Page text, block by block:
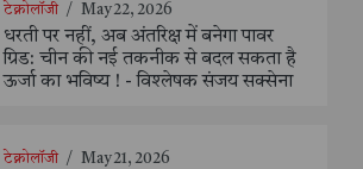
टेक्नोलॉजी / May 22, 2026
धरती पर नहीं, अब अंतरिक्ष में बनेगा पावर
ग्रिड: चीन की नई तकनीक से बदल सकता है
ऊर्जा का भविष्य ! - विश्लेषक संजय सक्सेना
टेक्नोलॉजी / May 21, 2026